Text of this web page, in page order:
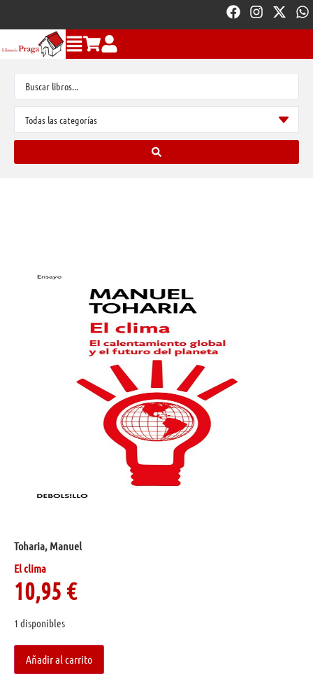
Toharia, Manuel
El clima
10,95 €
1 disponibles
Añadir al carrito